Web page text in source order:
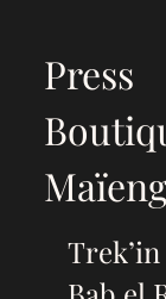
Press